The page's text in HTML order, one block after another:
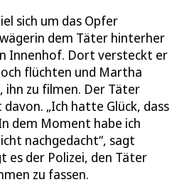
sich um das Opfer
dem Täter hinterher
Innenhof. Dort versteckt er
flüchten und Martha
ihn zu filmen. Der Täter
„Ich hatte Glück, dass
dem Moment habe ich
nachgedacht“, sagt
es der Polizei, den Täter
zu fassen.